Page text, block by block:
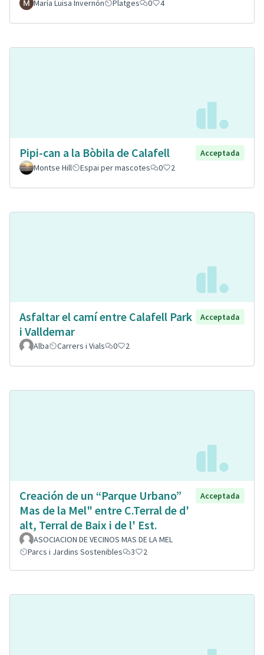
María Luisa Invernón Platges 0 4
Pipi-can a la Bòbila de Calafell
Acceptada
Montse Hill
Espai per mascotes 0 2
Asfaltar el camí entre Calafell Park
i Valldemar
Acceptada
Alba Carrers i Vials 0 2
Creación de un “Parque Urbano”
Mas de la Mel" entre C.Terral de d'
alt, Terral de Baix i de l' Est.
Acceptada
ASOCIACION DE VECINOS MAS DE LA MEL
Parcs i Jardins Sostenibles
3 2